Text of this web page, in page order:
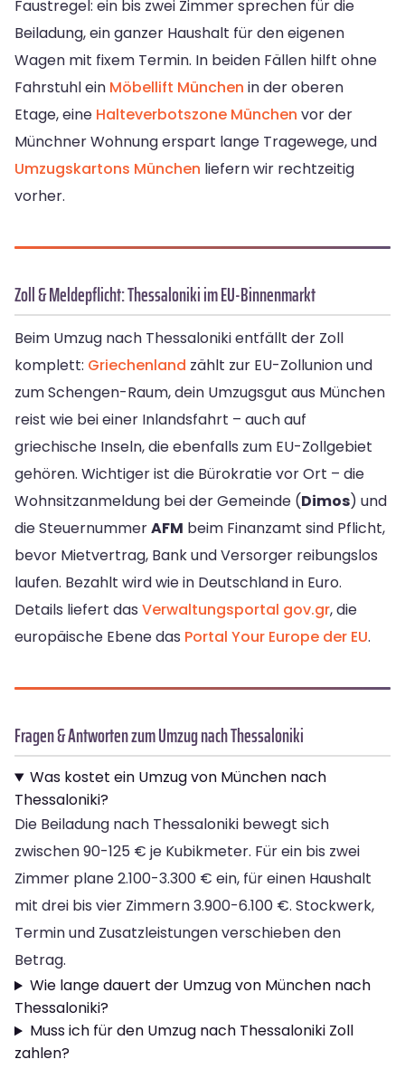
Faustregel: ein bis zwei Zimmer sprechen für die
Beiladung, ein ganzer Haushalt für den eigenen
Wagen mit fixem Termin. In beiden Fällen hilft ohne
Fahrstuhl ein Möbellift München in der oberen
Etage, eine Halteverbotszone München vor der
Münchner Wohnung erspart lange Tragewege, und
Umzugskartons München liefern wir rechtzeitig
vorher.
Zoll & Meldepflicht: Thessaloniki im EU-Binnenmarkt
Beim Umzug nach Thessaloniki entfällt der Zoll
komplett: Griechenland zählt zur EU-Zollunion und
zum Schengen-Raum, dein Umzugsgut aus München
reist wie bei einer Inlandsfahrt – auch auf
griechische Inseln, die ebenfalls zum EU-Zollgebiet
gehören. Wichtiger ist die Bürokratie vor Ort – die
Wohnsitzanmeldung bei der Gemeinde (Dimos) und
die SteuernummerAFM beim Finanzamt sind Pflicht,
bevor Mietvertrag, Bank und Versorger reibungslos
laufen. Bezahlt wird wie in Deutschland in Euro.
Details liefert das Verwaltungsportal gov.gr, die
europäische Ebene das Portal Your Europe der EU.
Fragen & Antworten zum Umzug nach Thessaloniki
Was kostet ein Umzug von München nach
Thessaloniki?
Die Beiladung nach Thessaloniki bewegt sich
zwischen 90-125 € je Kubikmeter. Für ein bis zwei
Zimmer plane 2.100-3.300 € ein, für einen Haushalt
mit drei bis vier Zimmern 3.900-6.100 €. Stockwerk,
Termin und Zusatzleistungen verschieben den
Betrag.
Wie lange dauert der Umzug von München nach
Thessaloniki?
Muss ich für den Umzug nach Thessaloniki Zoll
zahlen?